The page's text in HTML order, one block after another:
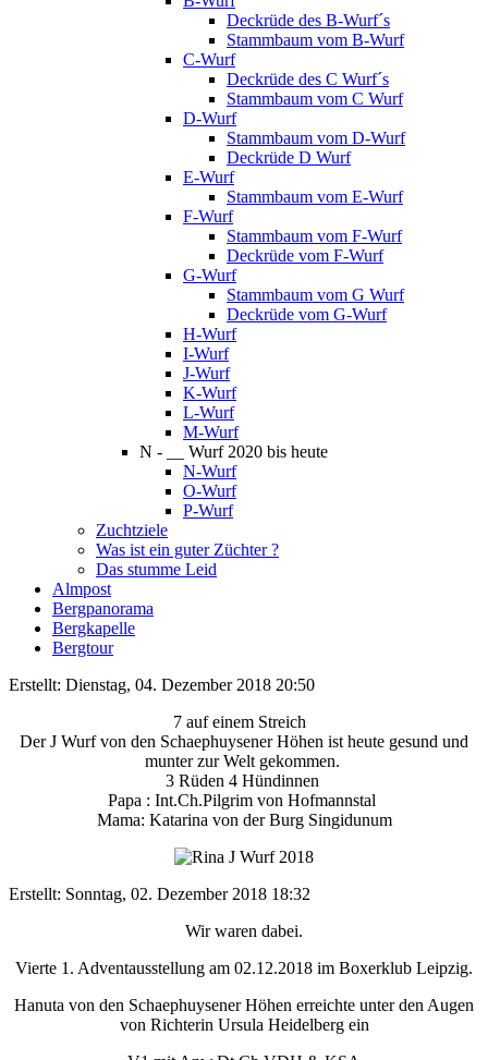
Deckrüde des B-Wurf´s
Stammbaum vom B-Wurf
C-Wurf
Deckrüde des C Wurf´s
Stammbaum vom C Wurf
D-Wurf
Stammbaum vom D-Wurf
Deckrüde D Wurf
E-Wurf
Stammbaum vom E-Wurf
F-Wurf
Stammbaum vom F-Wurf
Deckrüde vom F-Wurf
G-Wurf
Stammbaum vom G Wurf
Deckrüde vom G-Wurf
H-Wurf
I-Wurf
J-Wurf
K-Wurf
L-Wurf
M-Wurf
N - __ Wurf 2020 bis heute
N-Wurf
O-Wurf
P-Wurf
Zuchtziele
Was ist ein guter Züchter ?
Das stumme Leid
Almpost
Bergpanorama
Bergkapelle
Bergtour
Erstellt: Dienstag, 04. Dezember 2018 20:50
7 auf einem Streich
Der J Wurf von den Schaephuysener Höhen ist heute gesund und
munter zur Welt gekommen.
3 Rüden 4 Hündinnen
Papa : Int.Ch.Pilgrim von Hofmannstal
Mama: Katarina von der Burg Singidunum
Erstellt: Sonntag, 02. Dezember 2018 18:32
Wir waren dabei.
Vierte 1. Adventausstellung am 02.12.2018 im Boxerklub Leipzig.
Hanuta von den Schaephuysener Höhen erreichte unter den Augen
von Richterin Ursula Heidelberg ein